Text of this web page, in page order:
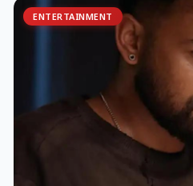
ENTERTAINMENT